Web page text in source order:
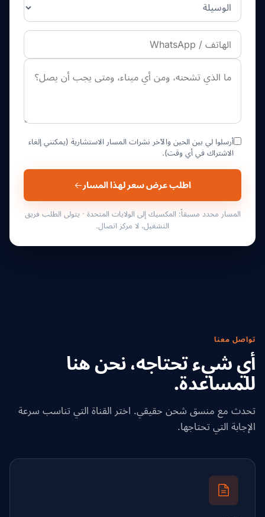
أرسلوا لي بين الحين والآخر نشرات المسار الاستشارية (يمكنني إلغاء
الاشتراك في أي وقت).
اطلب عرض سعر لهذا المسار
المسار محدد مسبقاً: المكسيك إلى الولايات المتحدة · يتولى الطلب فريق
التشغيل، لا مركز اتصال.
تواصل معنا
أي شيء تحتاجه، نحن هنا
للمساعدة.
تحدث مع منسق شحن حقيقي. اختر القناة التي تناسب سرعة
الإجابة التي تحتاجها.